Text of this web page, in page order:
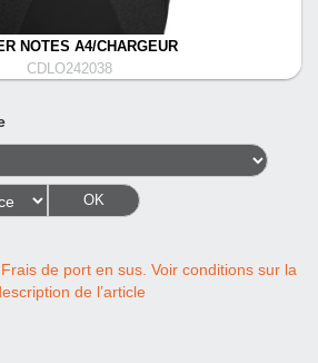
NOTES A4/CHARGEUR
CDLO242038
OK
de port en sus. Voir conditions sur la
de l’article